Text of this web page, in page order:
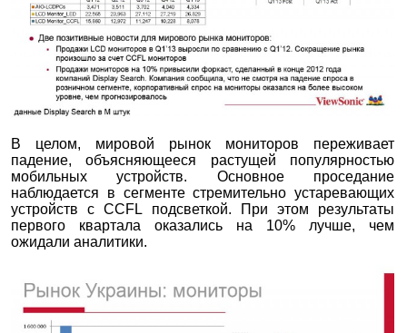
В целом, мировой рынок мониторов переживает
падение, объясняющееся растущей популярностью
мобильных устройств. Основное проседание
наблюдается в сегменте стремительно устаревающих
устройств с CCFL подсветкой. При этом результаты
первого квартала оказались на 10% лучше, чем
ожидали аналитики.